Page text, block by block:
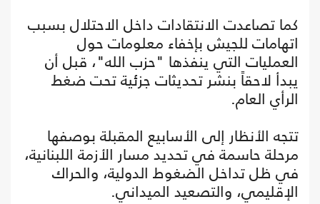
كما تصاعدت الانتقادات داخل الاحتلال بسبب
اتهامات للجيش بإخفاء معلومات حول
العمليات التي ينفذها "حزب الله"، قبل أن
يبدأ لاحقاً بنشر تحديثات جزئية تحت ضغط
الرأي العام.
تتجه الأنظار إلى الأسابيع المقبلة بوصفها
مرحلة حاسمة في تحديد مسار الأزمة اللبنانية،
في ظل تداخل الضغوط الدولية، والحراك
الإقليمي، والتصعيد الميداني.